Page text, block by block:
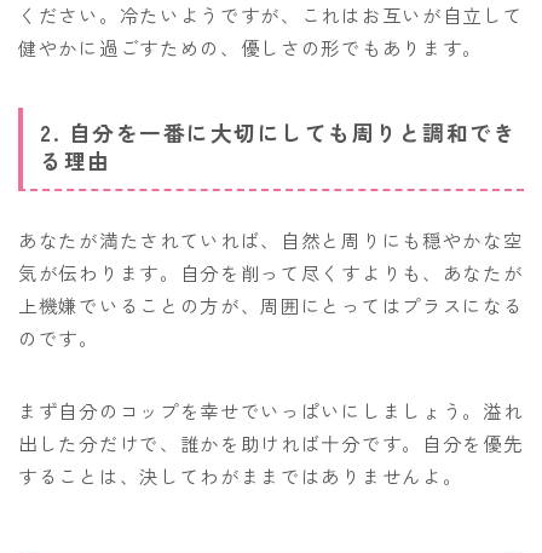
ください。冷たいようですが、これはお互いが自立して
健やかに過ごすための、優しさの形でもあります。
2. 自分を一番に大切にしても周りと調和でき
る理由
あなたが満たされていれば、自然と周りにも穏やかな空
気が伝わります。自分を削って尽くすよりも、あなたが
上機嫌でいることの方が、周囲にとってはプラスになる
のです。
まず自分のコップを幸せでいっぱいにしましょう。溢れ
出した分だけで、誰かを助ければ十分です。自分を優先
することは、決してわがままではありませんよ。